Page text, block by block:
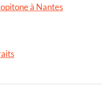
à Nantes